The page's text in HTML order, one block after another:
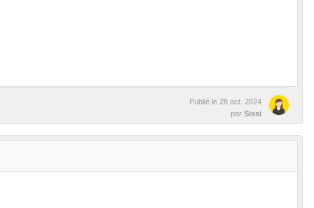
Publié le 28 oct. 2024
par Sissi